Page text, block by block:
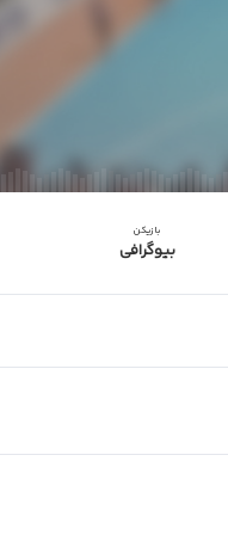
بازیکن
بیوگرافی